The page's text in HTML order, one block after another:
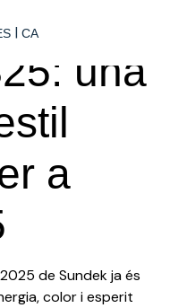
CA
una
a
de Sundek ja és
color i esperit